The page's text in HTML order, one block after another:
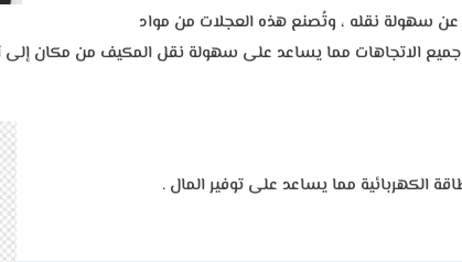
سهولة نقله ، وتُصنع هذه العجلات من مواد
جميع الاتجاهات مما يساعد على سهولة نقل المكيف من مكان إلى
الكهربائية مما يساعد على توفير المال .